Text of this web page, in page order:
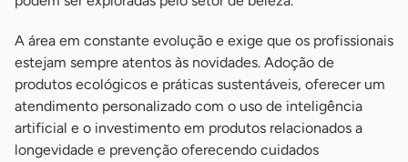
A área em constante evolução e exige que os profissionais
estejam sempre atentos às novidades. Adoção de
produtos ecológicos e práticas sustentáveis, oferecer um
atendimento personalizado com o uso de inteligência
artificial e o investimento em produtos relacionados a
longevidade e prevenção oferecendo cuidados